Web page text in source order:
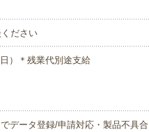
ださい
）＊残業代別途支給
データ登録/申請対応・製品不具合